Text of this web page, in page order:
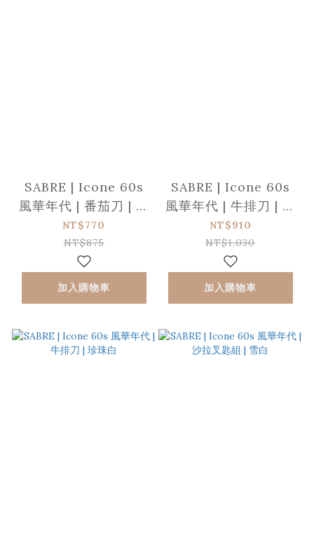
SABRE | Icone 60s
風華年代 | 番茄刀 | 珍
珠白
NT$770
NT$875
加入購物車
SABRE | Icone 60s
風華年代 | 牛排刀 | 雪
白
NT$910
NT$1,030
加入購物車